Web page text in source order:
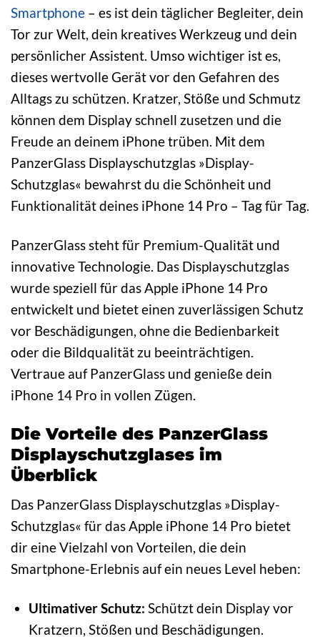
Smartphone – es ist dein täglicher Begleiter, dein
Tor zur Welt, dein kreatives Werkzeug und dein
persönlicher Assistent. Umso wichtiger ist es,
dieses wertvolle Gerät vor den Gefahren des
Alltags zu schützen. Kratzer, Stöße und Schmutz
können dem Display schnell zusetzen und die
Freude an deinem iPhone trüben. Mit dem
PanzerGlass Displayschutzglas »Display-
Schutzglas« bewahrst du die Schönheit und
Funktionalität deines iPhone 14 Pro – Tag für Tag.
PanzerGlass steht für Premium-Qualität und
innovative Technologie. Das Displayschutzglas
wurde speziell für das Apple iPhone 14 Pro
entwickelt und bietet einen zuverlässigen Schutz
vor Beschädigungen, ohne die Bedienbarkeit
oder die Bildqualität zu beeinträchtigen.
Vertraue auf PanzerGlass und genieße dein
iPhone 14 Pro in vollen Zügen.
Die Vorteile des PanzerGlass
Displayschutzglases im
Überblick
Das PanzerGlass Displayschutzglas »Display-
Schutzglas« für das Apple iPhone 14 Pro bietet
dir eine Vielzahl von Vorteilen, die dein
Smartphone-Erlebnis auf ein neues Level heben:
Ultimativer Schutz: Schützt dein Display vor
Kratzern, Stößen und Beschädigungen.